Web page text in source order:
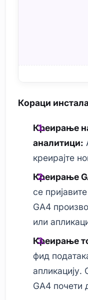
Кораци
Креирање
аналитици:
креирајте
Креирање
се
GA4
или
Креирање
фид
апликацију.
GA4 почети